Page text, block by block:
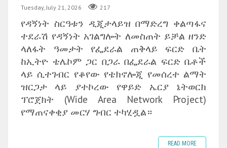
Tuesday, July 21, 2026 217
የዳኝነት ስርዓቱን ዲጂታላይዝ በማድረግ ቀልጣፋና
ተደራሽ የዳኝነት አገልግሎት ለመስጠት ይቻል ዘንድ
ላለፋት ዓመታት የፌደራል ጠቅላይ ፍርድ ቤት
ከኢትዮ ቴሌኮም ጋር በጋራ በፌደራል ፍርድ ቤቶች
ላይ ሲተገብር የቆየው የቴክኖሎጂ የመሰረተ ልማት
ዝርጋታ ላይ ያተኮረው የዋይድ ኤርያ ኔትወርክ
ፕሮጀክት (Wide Area Network Project)
የማጠናቀቂያ መርሃ ግብር ተካሂዷል።
READ MORE